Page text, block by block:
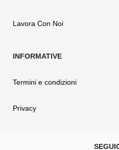
Lavora Con Noi
Termini e condizioni
Privacy